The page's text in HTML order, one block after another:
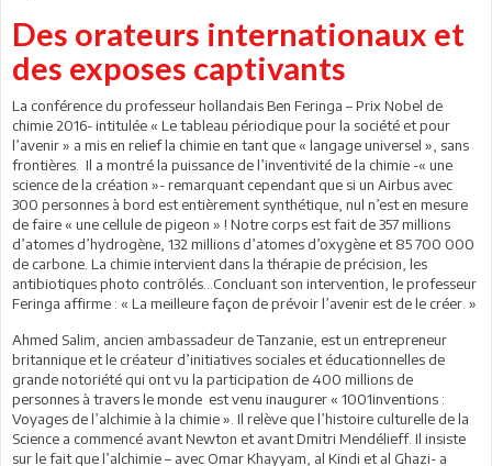
Des orateurs internationaux et
des exposes captivants
La conférence du professeur hollandais Ben Feringa – Prix Nobel de
chimie 2016- intitulée « Le tableau périodique pour la société et pour
l’avenir » a mis en relief la chimie en tant que « langage universel », sans
frontières. Il a montré la puissance de l’inventivité de la chimie -« une
science de la création »- remarquant cependant que si un Airbus avec
300 personnes à bord est entièrement synthétique, nul n’est en mesure
de faire « une cellule de pigeon » ! Notre corps est fait de 357 millions
d’atomes d’hydrogène, 132 millions d’atomes d’oxygène et 85 700 000
de carbone. La chimie intervient dans la thérapie de précision, les
antibiotiques photo contrôlés…Concluant son intervention, le professeur
Feringa affirme : « La meilleure façon de prévoir l’avenir est de le créer. »
Ahmed Salim, ancien ambassadeur de Tanzanie, est un entrepreneur
britannique et le créateur d’initiatives sociales et éducationnelles de
grande notoriété qui ont vu la participation de 400 millions de
personnes à travers le monde est venu inaugurer « 1001inventions :
Voyages de l’alchimie à la chimie ». Il relève que l’histoire culturelle de la
Science a commencé avant Newton et avant Dmitri Mendélieff. Il insiste
sur le fait que l’alchimie – avec Omar Khayyam, al Kindi et al Ghazi- a